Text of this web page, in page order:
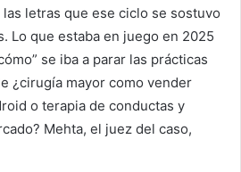
letras que ese ciclo se sostuvo
Lo que estaba en juego en 2025
se iba a parar las prácticas
¿cirugía mayor como vender
o terapia de conductas y
Mehta, el juez del caso,